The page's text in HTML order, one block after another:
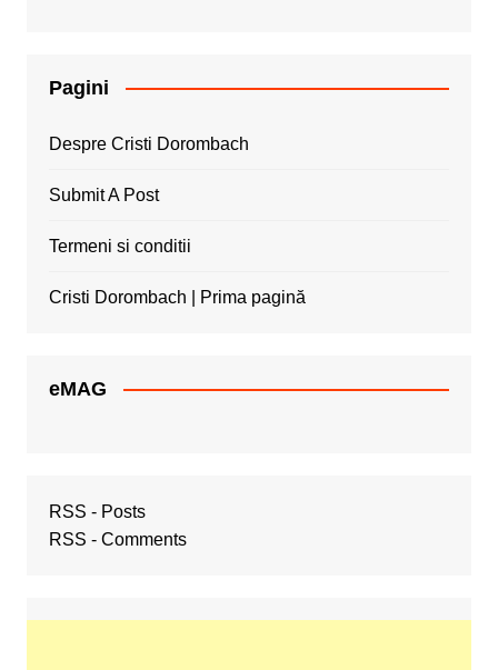
Pagini
Despre Cristi Dorombach
Submit A Post
Termeni si conditii
Cristi Dorombach | Prima pagină
eMAG
RSS - Posts
RSS - Comments